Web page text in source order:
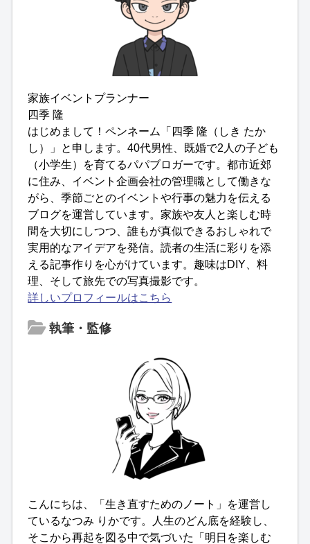
家族イベントプランナー
四季 隆
はじめまして！ペンネーム「四季 隆（しき たか
し）」と申します。40代男性、既婚で2人の子ども
（小学生）を育てるパパブロガーです。都市近郊
に住み、イベント企画会社の管理職として働きな
がら、季節ごとのイベントや行事の魅力を伝える
ブログを運営しています。家族や友人と楽しむ時
間を大切にしつつ、誰もが真似できるおしゃれで
実用的なアイデアを発信。読者の生活に彩りを添
える記事作りを心がけています。趣味はDIY、料
理、そして旅先での写真撮影です。
詳しいプロフィールはこちら
執筆・監修
こんにちは、「生き直すためのノート」を運営し
ているなつみ りかです。人生のどん底を経験し、
そこから再起を図る中で気づいた「明日を楽しむ